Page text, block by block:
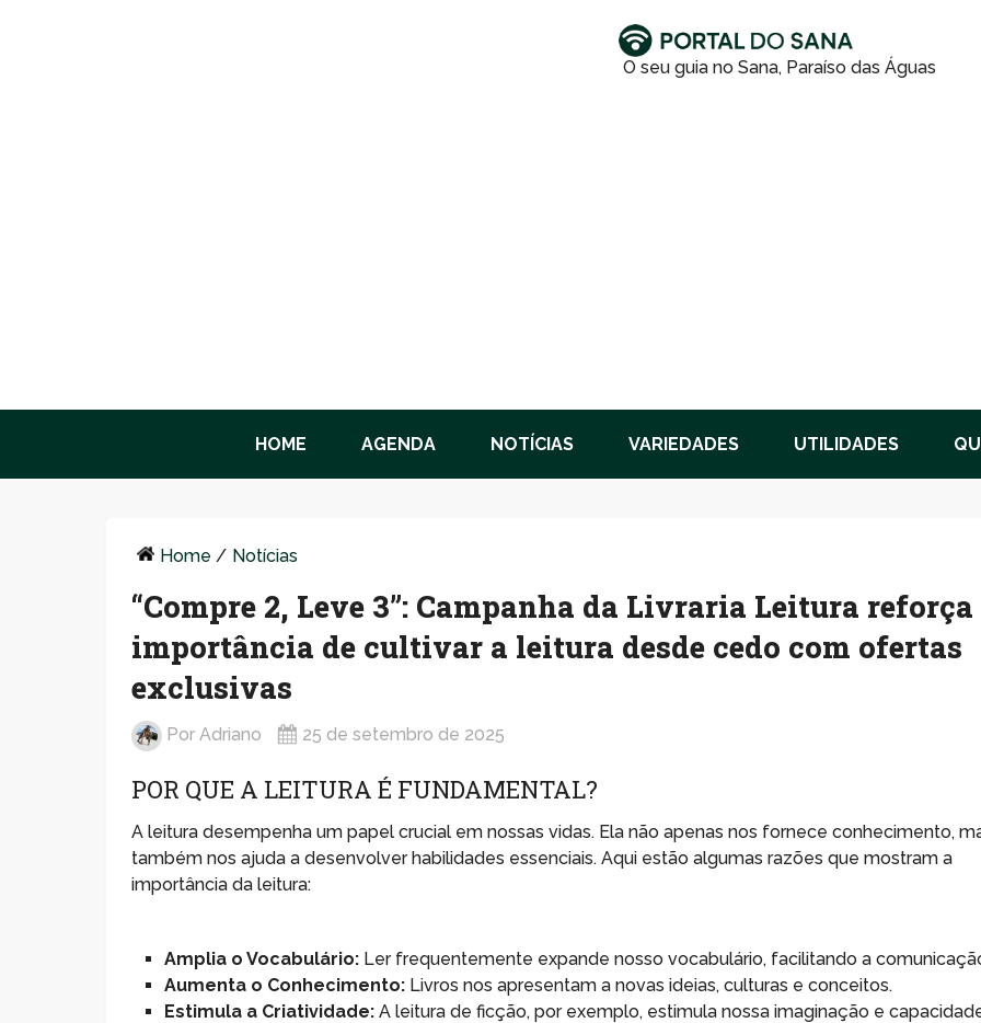
HOME AGENDA NOTÍCIAS VARIEDADES UTILIDADES
Home / Notícias
“Compre 2, Leve 3”: Campanha da Livraria Leitura reforça
importância de cultivar a leitura desde cedo com ofertas
exclusivas
PorAdriano 25 de setembro de 2025
POR QUE A LEITURA É FUNDAMENTAL?
A leitura desempenha um papel crucial em nossas vidas. Ela não apenas nos fornece conhecimento,
também nos ajuda a desenvolver habilidades essenciais. Aqui estão algumas razões que mostram a
importância da leitura:
Amplia o Vocabulário: Ler frequentemente expande nosso vocabulário, facilitando a
Aumenta o Conhecimento: Livros nos apresentam a novas ideias, culturas e conceitos.
Estimula a Criatividade: A leitura de ficção, por exemplo, estimula nossa imaginação e